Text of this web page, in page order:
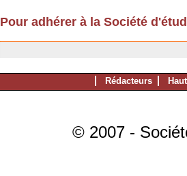
Pour adhérer à la Société
Rédacteurs
© 2007 -